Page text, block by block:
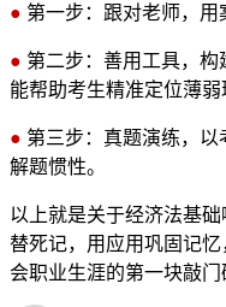
● 第一步：跟对老师，
● 第二步：善用工具，
能帮助考生精准定位薄弱
● 第三步：真题演练，
解题惯性。
以上就是关于经济法基
替死记，用应用巩固记
会职业生涯的第一块敲